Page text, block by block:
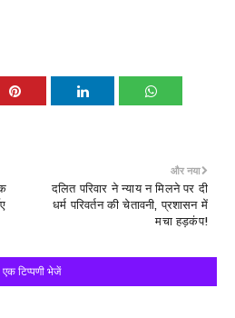
और नया
दलित परिवार ने न्याय न मिलने पर दी
धर्म परिवर्तन की चेतावनी, प्रशासन में
मचा हड़कंप!
एक टिप्पणी भेजें